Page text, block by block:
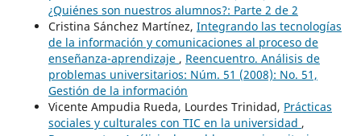
¿Quiénes son nuestros alumnos?: Parte 2 de 2
Cristina Sánchez Martínez, Integrando las tecnologías
de la información y comunicaciones al proceso de
enseñanza-aprendizaje , Reencuentro. Análisis de
problemas universitarios: Núm. 51 (2008): No. 51,
Gestión de la información
Vicente Ampudia Rueda, Lourdes Trinidad, Prácticas
sociales y culturales con TIC en la universidad ,